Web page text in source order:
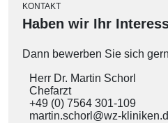
KONTAKT
Haben wir Ihr
Dann bewerben Sie sich
Herr Dr. Martin Schorl
Chefarzt
+49 (0) 7564 301-109
martin.schorl@wz-